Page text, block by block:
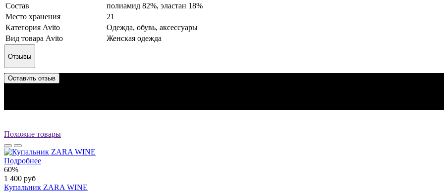
Состав
полиамид 82%, эластан 18%
Место хранения
21
Категория Avito
Одежда, обувь, аксессуары
Вид товара Avito
Женская одежда
Отзывы
Оставить отзыв
Похожие товары
Подробнее
60%
1 400 руб
Купальник ZARA WINE